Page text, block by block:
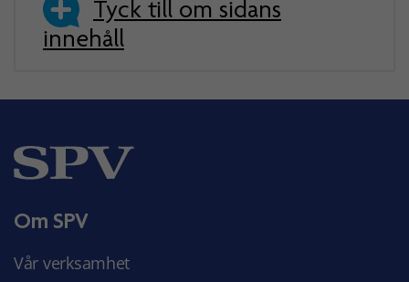
Tyck till om sidans
innehåll
Om SPV
Vår verksamhet